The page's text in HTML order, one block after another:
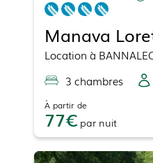
Manava
Location à
3 chambres
À partir de
77 par nuit